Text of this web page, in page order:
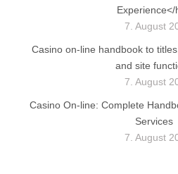
Experience</
7. August
Casino on-line handbook to
and site
7. August
Casino On-line: Complete
Services
7. August